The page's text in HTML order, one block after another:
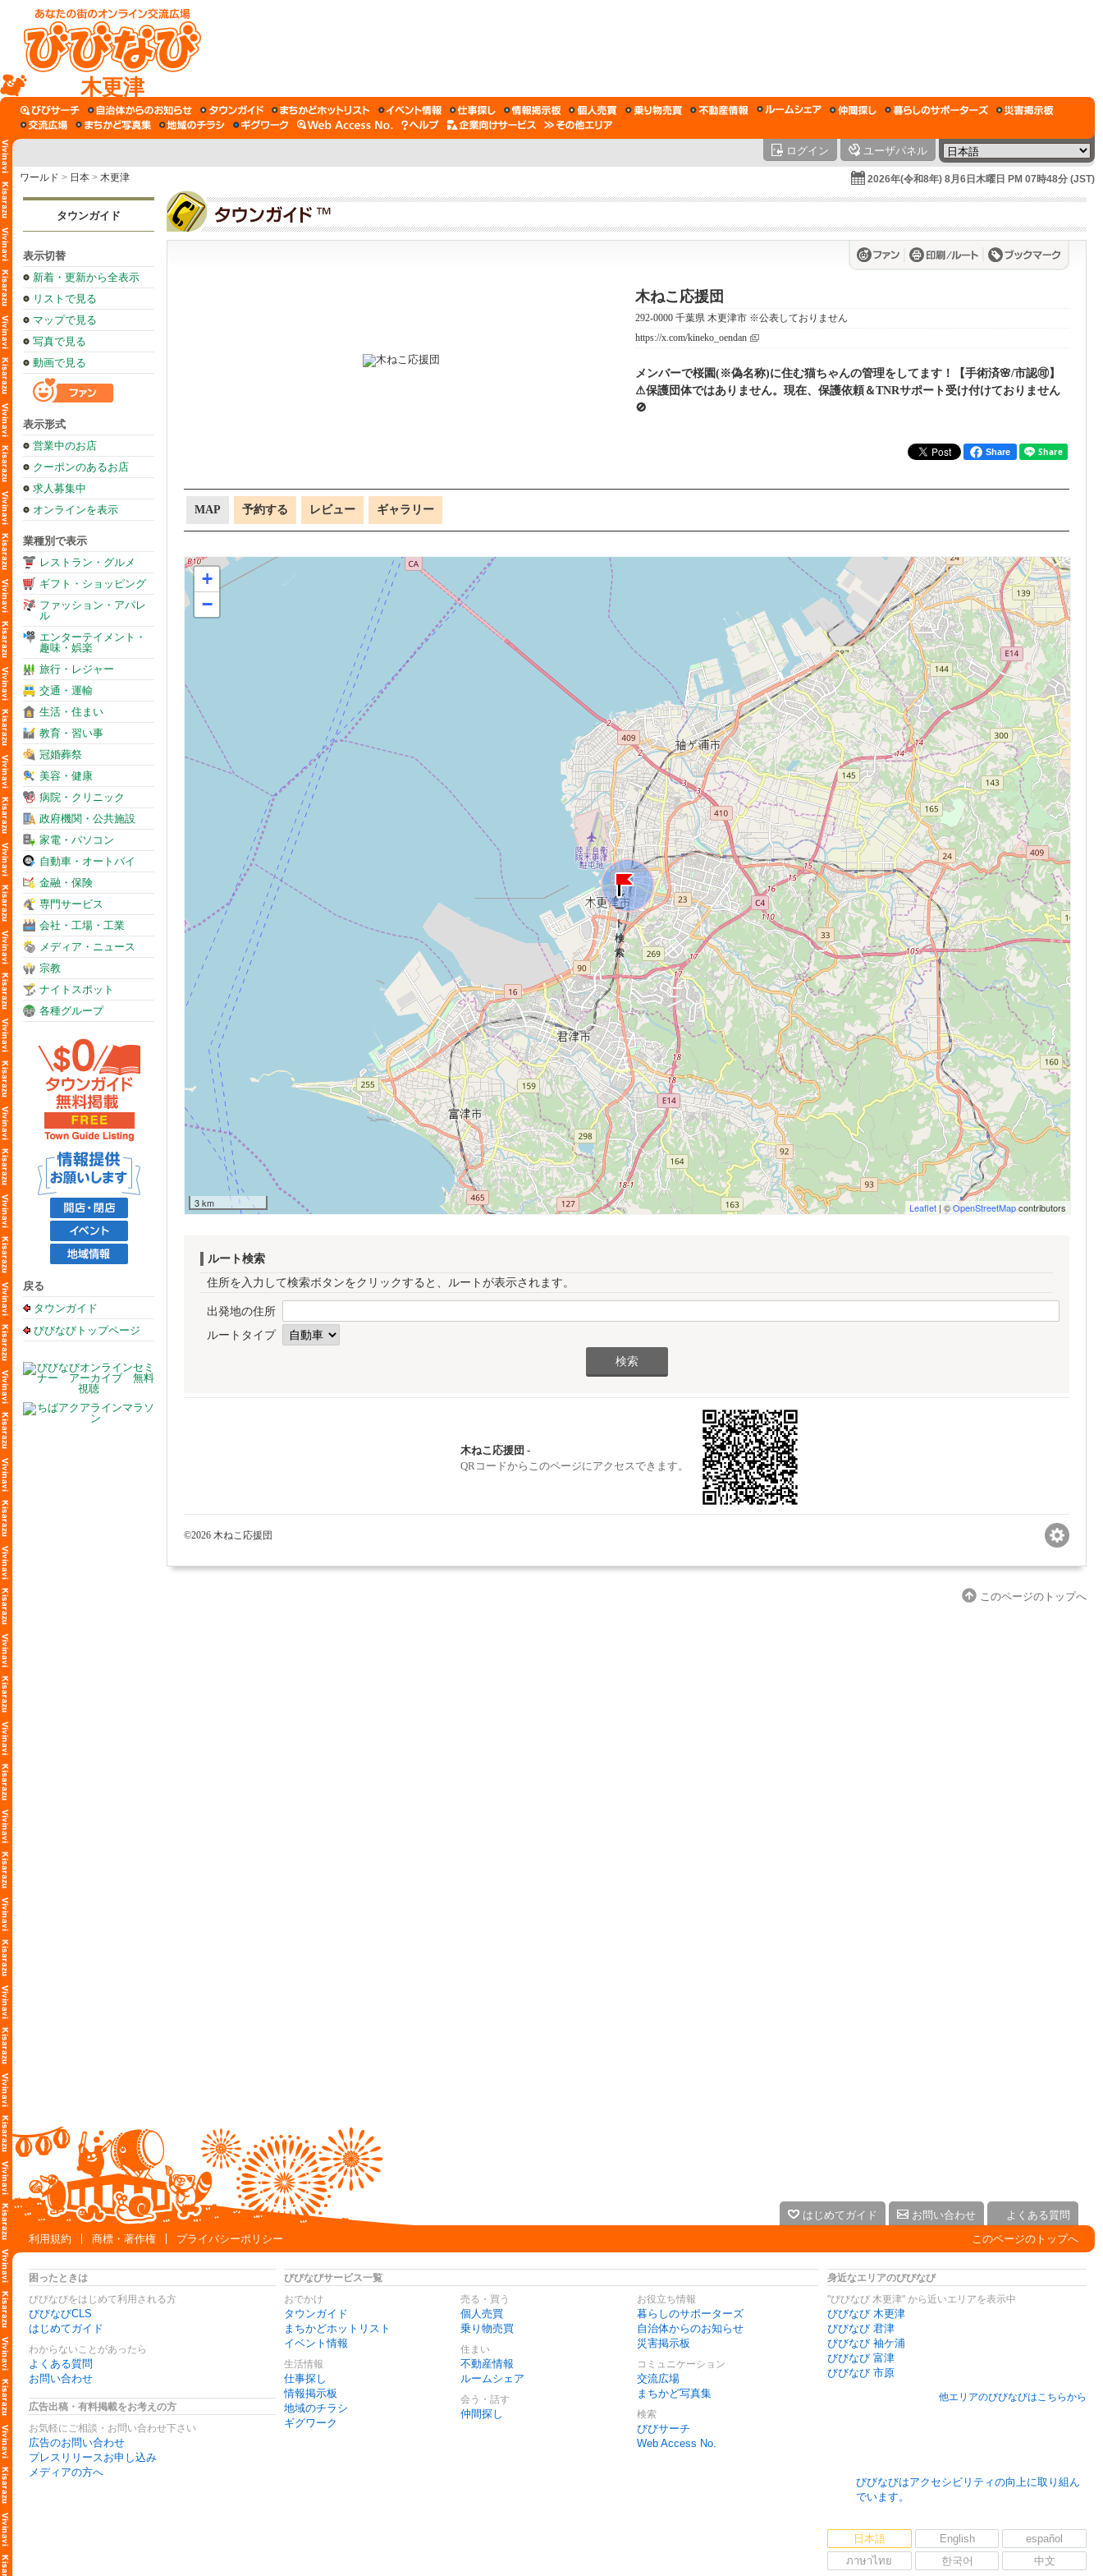
木更津
ログイン ユーザパネル
ワールド > 日本 > 木更津 2026年(令和8年) 8月6日木曜日 PM 07時48分 (JST)
タウンガイド
表示切替
新着・更新から全表示
リストで見る
マップで見る
写真で見る
動画で見る
表示形式
営業中のお店
クーポンのあるお店
求人募集中
オンラインを表示
業種別で表示
レストラン・グルメ
ギフト・ショッピング
ファッション・アパレ
ル
エンターテイメント・
趣味・娯楽
旅行・レジャー
交通・運輸
生活・住まい
教育・習い事
冠婚葬祭
美容・健康
病院・クリニック
政府機関・公共施設
家電・パソコン
自動車・オートバイ
金融・保険
専門サービス
会社・工場・工業
メディア・ニュース
宗教
ナイトスポット
各種グループ
戻る
タウンガイド
びびなびトップページ
木ねこ応援団
292-0000 千葉県 木更津市 ※公表しておりません
https://x.com/kineko_oendan
メンバーで桜園(※偽名称)に住む猫ちゃんの管理をしてます！【手術済🌸/市認🉑】
⚠保護団体ではありません。現在、保護依頼＆TNRサポート受け付けておりません
🚫
Share
MAP 予約する レビュー ギャラリー
+
−
3 km Leaflet | ©OpenStreetMapcontributors
ルート検索
住所を入力して検索ボタンをクリックすると、ルートが表示されます。
出発地の住所
ルートタイプ
木ねこ応援団 -
QRコードからこのページにアクセスできます。
©2026 木ねこ応援団
このページのトップへ
はじめてガイド お問い合わせ
よくある質問
利用規約
商標・著作権 プライバシーポリシー このページのトップへ
困ったときは
びびなびをはじめて利用される方
びびなびCLS
はじめてガイド
わからないことがあったら
よくある質問
お問い合わせ
広告出稿・有料掲載をお考えの方
お気軽にご相談・お問い合わせ下さい
広告のお問い合わせ
プレスリリースお申し込み
メディアの方へ
びびなびサービス一覧
おでかけ
タウンガイド
まちかどホットリスト
イベント情報
生活情報
仕事探し
情報掲示板
地域のチラシ
ギグワーク
売る・買う
個人売買
乗り物売買
住まい
不動産情報
ルームシェア
会う・話す
仲間探し
お役立ち情報
暮らしのサポーターズ
自治体からのお知らせ
災害掲示板
コミュニケーション
交流広場
まちかど写真集
検索
びびサーチ
Web Access No.
身近なエリアのびびなび
"びびなび 木更津" から近いエリアを表示中
びびなび 木更津
びびなび 君津
びびなび 袖ケ浦
びびなび 富津
びびなび 市原
他エリアのびびなびはこちらから
びびなびはアクセシビリティの向上に取り組ん
でいます。
日本語 English
español
ภาษาไทย
한국어 中文